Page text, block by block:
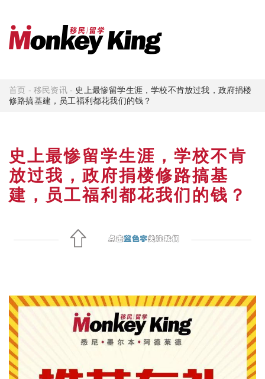
首页 -移民资讯- 史上最惨留学生涯，学校不肯放过我，政府捐楼
修路搞基建，员工福利都花我们的钱？
史上最惨留学生涯，学校不肯
放过我，政府捐楼修路搞基
建，员工福利都花我们的钱？